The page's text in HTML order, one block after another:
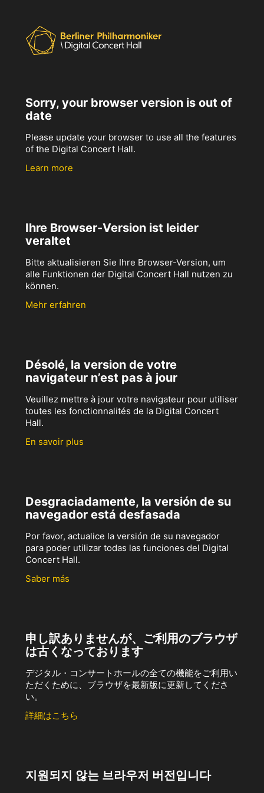
Sorry, your browser version is out of
date
Please update your browser to use all the features
of the Digital Concert Hall.
Learn more
Ihre Browser-Version ist leider
veraltet
Bitte aktualisieren Sie Ihre Browser-Version, um
alle Funktionen der Digital Concert Hall nutzen zu
können.
Mehr erfahren
Désolé, la version de votre
navigateur n’est pas à jour
Veuillez mettre à jour votre navigateur pour utiliser
toutes les fonctionnalités de la Digital Concert
Hall.
En savoir plus
Desgraciadamente, la versión de su
navegador está desfasada
Por favor, actualice la versión de su navegador
para poder utilizar todas las funciones del Digital
Concert Hall.
Saber más
申し訳ありませんが、ご利用のブラウザ
は古くなっております
デジタル・コンサートホールの全ての機能をご利用い
ただくために、ブラウザを最新版に更新してくださ
い。
詳細はこちら
지원되지 않는 브라우저 버전입니다